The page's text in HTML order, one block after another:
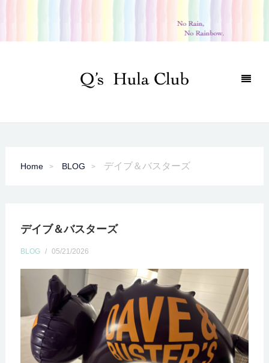
Home BLOG デイブ＆バスターズ
デイブ＆バスターズ
BLOG / 05/21/2026